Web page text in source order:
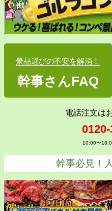
景品選びの不安を解消！
幹事さんFAQ
電話注文は
10:00〜
幹事必見！